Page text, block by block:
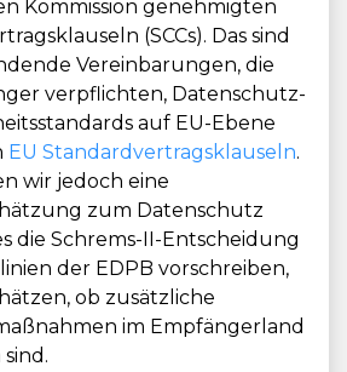
Kommission genehmigten
(SCCs). Das sind
Vereinbarungen, die
verpflichten, Datenschutz-
auf EU-Ebene
EU Standardvertragsklauseln.
wir jedoch eine
zum Datenschutz
die Schrems-II-Entscheidung
der EDPB vorschreiben,
ob zusätzliche
im Empfängerland